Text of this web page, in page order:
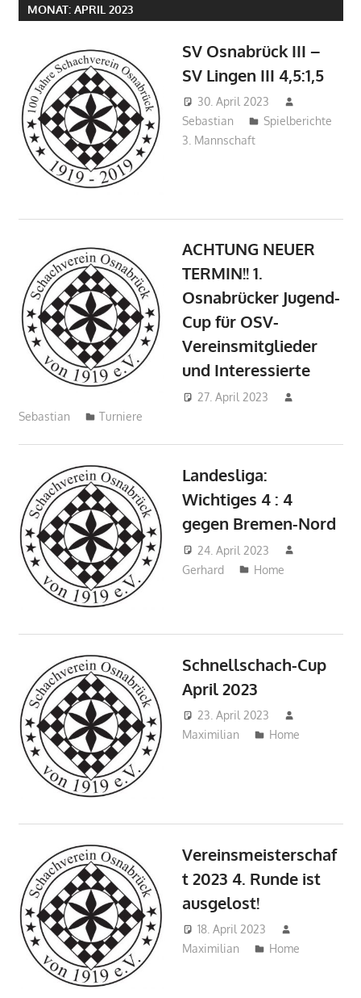
MONAT: APRIL 2023
SV Osnabrück III –
SV Lingen III 4,5:1,5
30. April 2023
Sebastian
Spielberichte
3. Mannschaft
ACHTUNG NEUER
TERMIN!! 1.
Osnabrücker Jugend-
Cup für OSV-
Vereinsmitglieder
und Interessierte
27. April 2023
Sebastian
Turniere
Landesliga:
Wichtiges 4 : 4
gegen Bremen-Nord
24. April 2023
Gerhard
Home
Schnellschach-Cup
April 2023
23. April 2023
Maximilian
Home
Vereinsmeisterschaf
t 2023 4. Runde ist
ausgelost!
18. April 2023
Maximilian
Home